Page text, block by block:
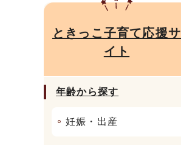
ときっこ子育て応援サ
イト
年齢から探す
妊娠・出産